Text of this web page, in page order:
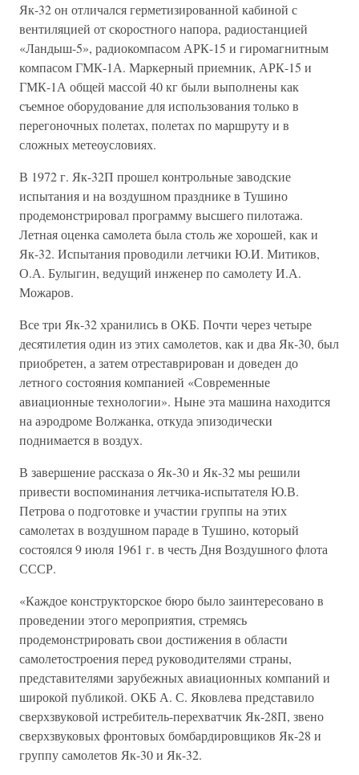
Як-32 он отличался герметизированной кабиной с
вентиляцией от скоростного напора, радиостанцией
«Ландыш-5», радиокомпасом АРК-15 и гиромагнитным
компасом ГМК-1А. Маркерный приемник, АРК-15 и
ГМК-1А общей массой 40 кг были выполнены как
съемное оборудование для использования только в
перегоночных полетах, полетах по маршруту и в
сложных метеоусловиях.
В 1972 г. Як-32П прошел контрольные заводские
испытания и на воздушном празднике в Тушино
продемонстрировал программу высшего пилотажа.
Летная оценка самолета была столь же хорошей, как и
Як-32. Испытания проводили летчики Ю.И. Митиков,
О.А. Булыгин, ведущий инженер по самолету И.А.
Можаров.
Все три Як-32 хранились в ОКБ. Почти через четыре
десятилетия один из этих самолетов, как и два Як-30, был
приобретен, а затем отреставрирован и доведен до
летного состояния компанией «Современные
авиационные технологии». Ныне эта машина находится
на аэродроме Волжанка, откуда эпизодически
поднимается в воздух.
В завершение рассказа о Як-30 и Як-32 мы решили
привести воспоминания летчика-испытателя Ю.В.
Петрова о подготовке и участии группы на этих
самолетах в воздушном параде в Тушино, который
состоялся 9 июля 1961 г. в честь Дня Воздушного флота
СССР.
«Каждое конструкторское бюро было заинтересовано в
проведении этого мероприятия, стремясь
продемонстрировать свои достижения в области
самолетостроения перед руководителями страны,
представителями зарубежных авиационных компаний и
широкой публикой. ОКБ А. С. Яковлева представило
сверхзвуковой истребитель-перехватчик Як-28П, звено
сверхзвуковых фронтовых бомбардировщиков Як-28 и
группу самолетов Як-30 и Як-32.